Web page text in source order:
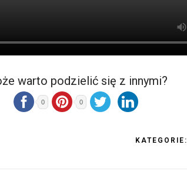
warto podzielić się z innymi?
0 0
KATEGORIE: